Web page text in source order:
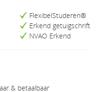
FlexibelStuderen®
Erkend getuigschrift
NVAO Erkend
& betaalbaar